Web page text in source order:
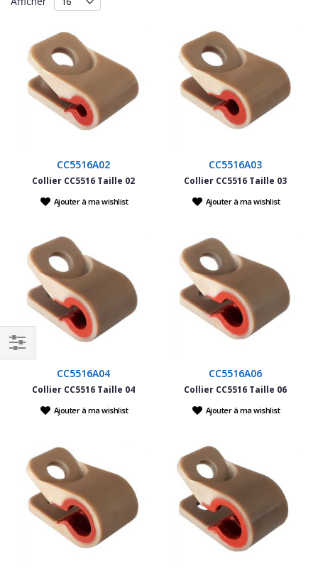
CC5516A02
Collier CC5516 Taille 02
Ajouter à ma wishlist
CC5516A03
Collier CC5516 Taille 03
Ajouter à ma wishlist
CC5516A04
Collier CC5516 Taille 04
Ajouter à ma wishlist
CC5516A06
Collier CC5516 Taille 06
Ajouter à ma wishlist
Filtrer